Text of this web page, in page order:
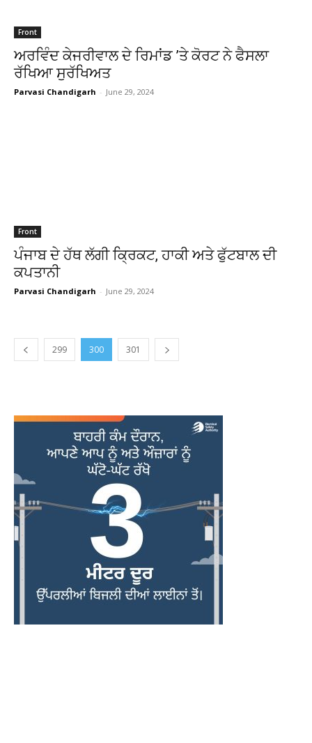
Front
ਅਰਵਿੰਦ ਕੇਜਰੀਵਾਲ ਦੇ ਰਿਮਾਂਡ ’ਤੇ ਕੋਰਟ ਨੇ ਫੈਸਲਾ
ਰੱਖਿਆ ਸੁਰੱਖਿਅਤ
Parvasi Chandigarh - June 29, 2024
Front
ਪੰਜਾਬ ਦੇ ਹੱਥ ਲੱਗੀ ਕ੍ਰਿਕਟ, ਹਾਕੀ ਅਤੇ ਫੁੱਟਬਾਲ ਦੀ
ਕਪਤਾਨੀ
Parvasi Chandigarh - June 29, 2024
299 300 301